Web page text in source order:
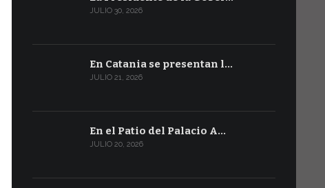
JULIO 30, 2026
En Catania se presentan l…
JULIO 21, 2026
En el Patio del Palacio A…
JULIO 20, 2026